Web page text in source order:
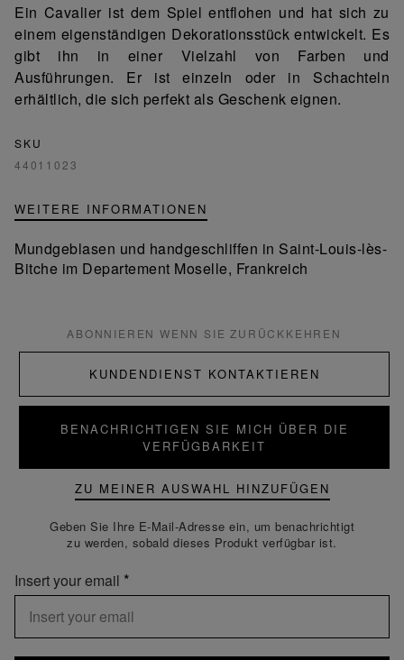
Ein Cavalier ist dem Spiel entflohen und hat sich zu
einem eigenständigen Dekorationsstück entwickelt. Es
gibt ihn in einer Vielzahl von Farben und
Ausführungen. Er ist einzeln oder in Schachteln
erhältlich, die sich perfekt als Geschenk eignen.
SKU
44011023
WEITERE INFORMATIONEN
Mundgeblasen und handgeschliffen in Saint-Louis-lès-
Bitche im Departement Moselle, Frankreich
ABONNIEREN WENN SIE ZURÜCKKEHREN
KUNDENDIENST KONTAKTIEREN
BENACHRICHTIGEN SIE MICH ÜBER DIE
VERFÜGBARKEIT
ZU MEINER AUSWAHL HINZUFÜGEN
Geben Sie Ihre E-Mail-Adresse ein, um benachrichtigt
zu werden, sobald dieses Produkt verfügbar ist.
Insert your email